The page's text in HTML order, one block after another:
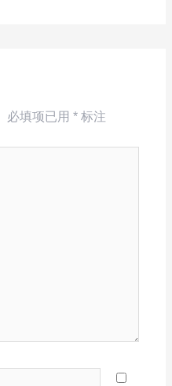
必填项已用 *标注